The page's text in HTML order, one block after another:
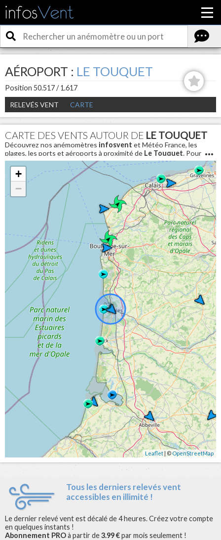
AÉROPORT : LE TOUQUET
Position 50.517 / 1.617
RELEVÉS VENT
CARTE
CARTE DES VENTS AUTOUR DE LE TOUQUET
Découvrez nos anémomètres infosvent et Météo France, les
plages, les ports et aéroports à proximité de Le Touquet. Pour
connaitre les conditions météo en direct et avoir la vitesse du
vent aujourd'hui autour deLe Touquet
+
−
Leaflet| ©OpenStreetMap
Tous les derniers relevés vent
accessibles en illimité !
Le dernier relevé vent est décalé de 4 heures. Créez votre compte
en quelques instants !
Abonnement PROà partir de3.99 €par mois seulement !